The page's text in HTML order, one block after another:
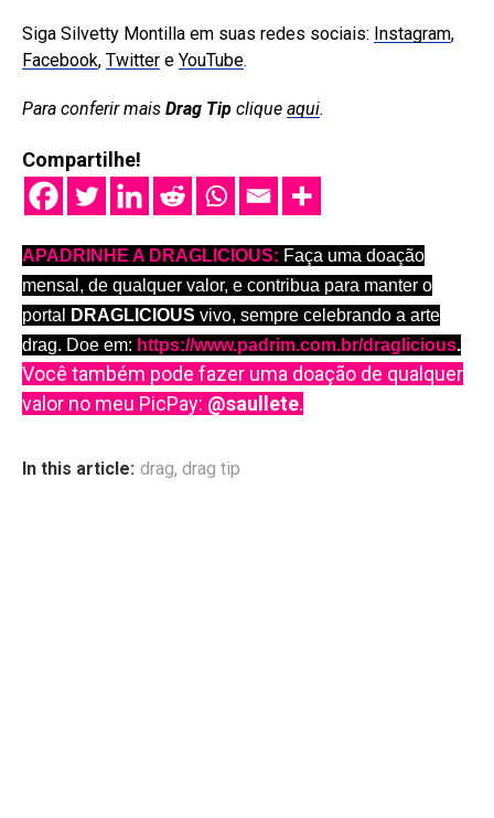
Siga Silvetty Montilla em suas redes sociais: Instagram,
Facebook, Twitter e YouTube.
Para conferir mais Drag Tip clique aqui.
Compartilhe!
APADRINHE A DRAGLICIOUS: Faça uma doação
mensal, de qualquer valor, e contribua para manter o
portal
DRAGLICIOUS vivo, sempre celebrando a arte
drag. Doe em: https://www.padrim.com.br/draglicious.
Você também pode fazer uma doação de qualquer
valor no meu PicPay: @saullete.
In this article: drag, drag tip